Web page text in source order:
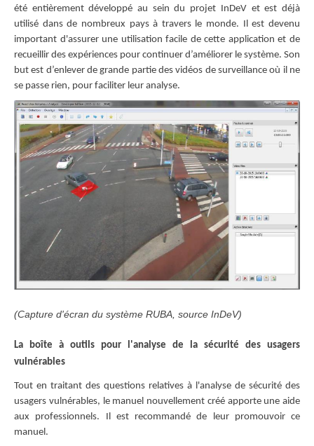
été entièrement développé au sein du projet InDeV et est déjà
utilisé dans de nombreux pays à travers le monde. Il est devenu
important d'assurer une utilisation facile de cette application et de
recueillir des expériences pour continuer d’améliorer le système. Son
but est d’enlever de grande partie des vidéos de surveillance où il ne
se passe rien, pour faciliter leur analyse.
(Capture d'écran du système RUBA, source InDeV)
La boîte à outils pour l'analyse de la sécurité des usagers
vulnérables
Tout en traitant des questions relatives à l'analyse de sécurité des
usagers vulnérables, le manuel nouvellement créé apporte une aide
aux professionnels. Il est recommandé de leur promouvoir ce
manuel.